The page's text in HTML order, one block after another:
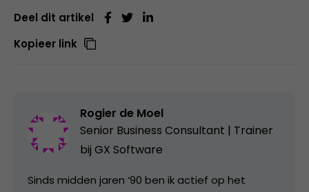
Deel dit artikel
Kopieer link
Rogier de Moel
Senior Business Consultant | Trainer
bij GX Software
Sinds midden jaren ‘90 ben ik actief op het